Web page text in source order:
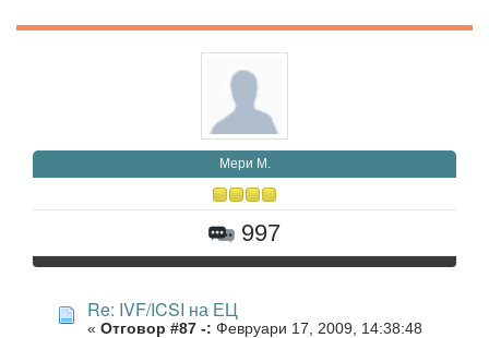
Мери М.
997
Re: IVF/ICSI на ЕЦ
« Отговор #87 -: Февруари 17, 2009, 14:38:48